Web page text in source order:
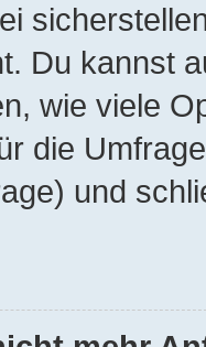
Du kannst
wie viele
die
und